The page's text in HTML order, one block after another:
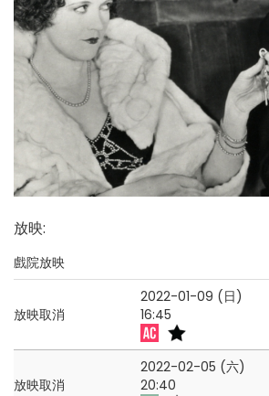
放映:
戲院放映
放映取消
2022-01-09 (日)
16:45
放映取消
2022-02-05 (六)
20:40